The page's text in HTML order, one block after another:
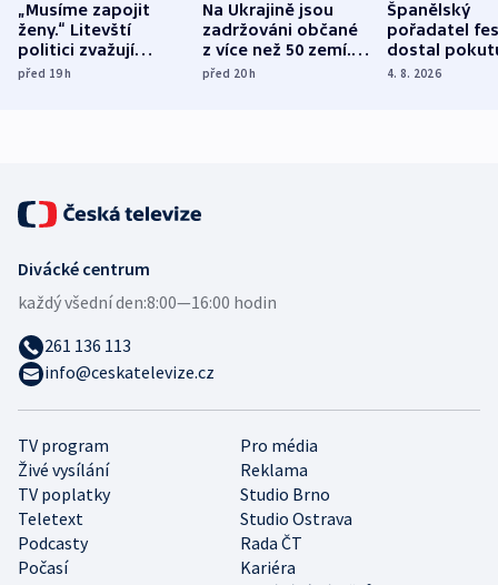
„Musíme zapojit
ženy.“ Litevští
politici zvažují
dohodu o
před 19h
Na Ukrajině jsou
zadržováni občané
z více než 50 zemí.
Bojovali na straně
před 20h
Španělský
pořadatel
dostal
nekalé
4. 8. 2026
TV program
Pro média
Živé vysílání
Reklama
TV poplatky
Studio Brno
Teletext
Studio Ostrava
Podcasty
Rada ČT
Počasí
Kariéra
Divácké centrum
každý všední den:8:00—16:00 hodin
261 136 113
info@ceskatelevize.cz